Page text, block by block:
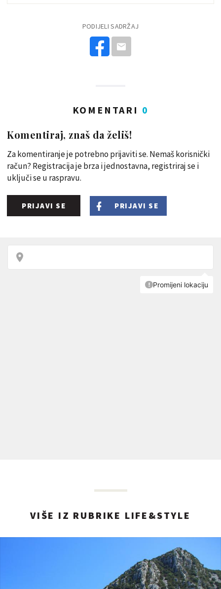
PODIJELI SADRŽAJ
KOMENTARI 0
Komentiraj, znaš da želiš!
Za komentiranje je potrebno prijaviti se. Nemaš korisnički
račun? Registracija je brza i jednostavna, registriraj se i
uključi se u raspravu.
PRIJAVI SE PRIJAVI SE
VIŠE IZ RUBRIKE LIFE&STYLE